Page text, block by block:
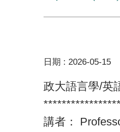
日期 : 2026-05-15
政大語言學/英
講者：